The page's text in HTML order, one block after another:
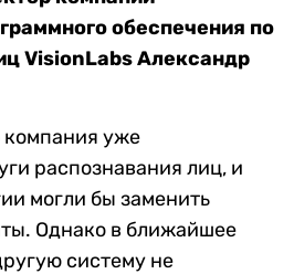
обеспечения по
VisionLabs Александр
компания уже
распознавания лиц, и
могли бы заменить
Однако в ближайшее
систему не